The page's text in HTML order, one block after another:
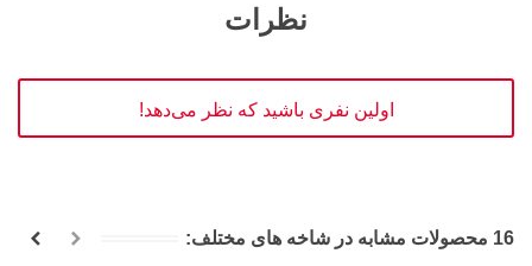
نظرات
اولین نفری باشید که نظر می‌دهد!
16 محصولات مشابه در شاخه های مختلف: